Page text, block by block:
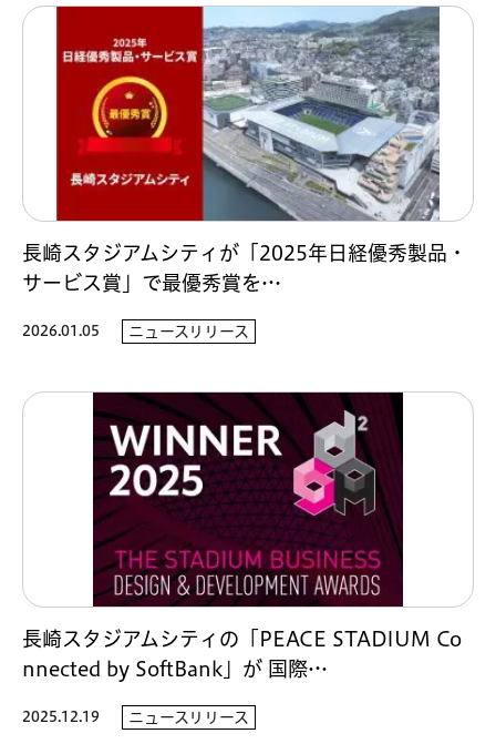
長崎スタジアムシティが「2025年日経優秀製品・
サービス賞」で最優秀賞を…
2026.01.05 ニュースリリース
長崎スタジアムシティの「PEACE STADIUM Co
nnected by SoftBank」が 国際…
2025.12.19 ニュースリリース